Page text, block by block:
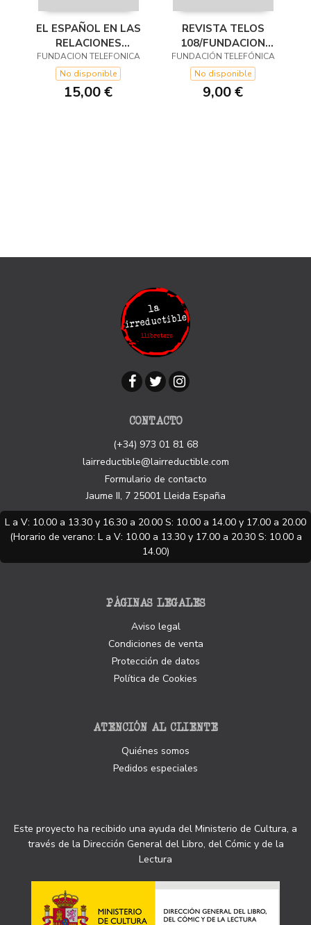
EL ESPAÑOL EN LAS
RELACIONES
INTERNACIONALES
FUNDACION TELEFONICA
No disponible
15,00 €
REVISTA TELOS
108/FUNDACION
TELEFONICA
FUNDACIÓN TELEFÓNICA
No disponible
9,00 €
CONTACTO
(+34) 973 01 81 68
lairreductible@lairreductible.com
Formulario de contacto
Jaume II, 7 25001 Lleida España
L a V: 10.00 a 13.30 y 16.30 a 20.00 S: 10.00 a 14.00 y 17.00 a 20.00
(Horario de verano: L a V: 10.00 a 13.30 y 17.00 a 20.30 S: 10.00 a
14.00)
PÁGINAS LEGALES
Aviso legal
Condiciones de venta
Protección de datos
Política de Cookies
ATENCIÓN AL CLIENTE
Quiénes somos
Pedidos especiales
Este proyecto ha recibido una ayuda del Ministerio de Cultura, a
través de la Dirección General del Libro, del Cómic y de la
Lectura